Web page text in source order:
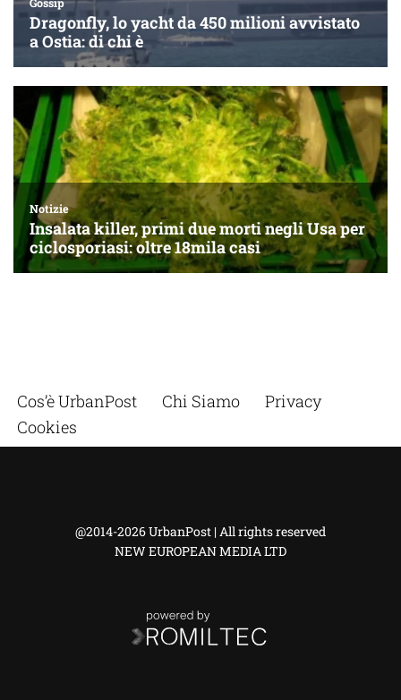
Cos’è UrbanPost Chi Siamo
Privacy
Cookies
@2014-2026 UrbanPost | All rights reserved
NEW EUROPEAN MEDIA LTD